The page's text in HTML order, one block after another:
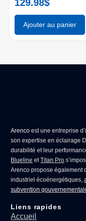
129.98$
Ajouter au panier
Arenco est une entreprise
son expertise enéclairage
durabilité et leur
Blueline etTitan Pro
Arenco propose également
industriel écoénergétiques,
subvention
Liens rapides
Accueil